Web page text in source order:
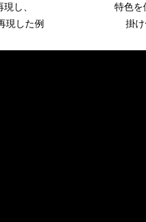
し、
現した例
特色を
掛